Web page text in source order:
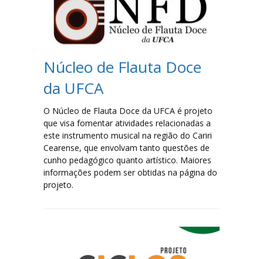
Letras-Libras
Especialização em Tradução e Interpretação de Libras
Laboratórios
Núcleo de Flauta Doce
da UFCA
O Núcleo de Flauta Doce da UFCA é projeto
que visa fomentar atividades relacionadas a
este instrumento musical na região do Cariri
Cearense, que envolvam tanto questões de
cunho pedagógico quanto artístico. Maiores
informações podem ser obtidas na página do
projeto.